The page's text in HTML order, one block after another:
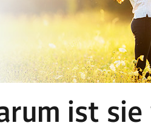
ist